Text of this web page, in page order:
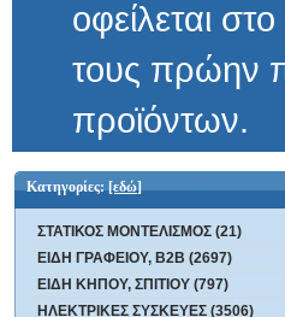
προϊόντων.
Κατηγορίες:[εδώ]
ΣΤΑΤΙΚΟΣ ΜΟΝΤΕΛΙΣΜΟΣ (21)
ΕΙΔΗ ΓΡΑΦΕΙΟΥ, B2B (2697)
ΕΙΔΗ ΚΗΠΟΥ, ΣΠΙΤΙΟΥ (797)
ΗΛΕΚΤΡΙΚΕΣ ΣΥΣΚΕΥΕΣ (3506)